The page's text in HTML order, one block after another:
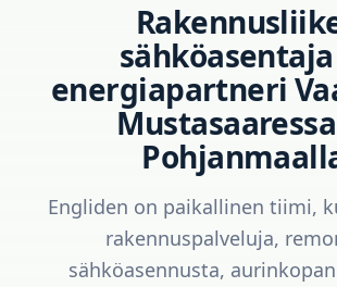
energiapartneri
Engliden on paikallinen tiimi,
rakennuspalveluja,
sähköasennusta,